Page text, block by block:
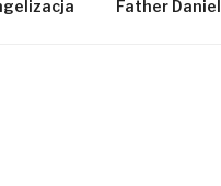
Father Daniel